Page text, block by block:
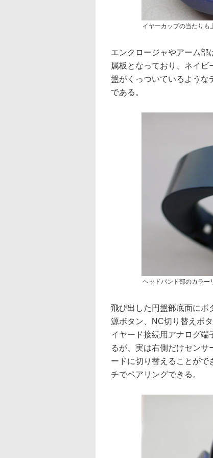
イヤーカップの当たりも
エンクロージャやアーム部
属板となっており、ネイビ
盤がくっついているような
である。
ヘッドバンド部のカラー
飛び出した円盤部底面にボ
源ボタン、NC切り替えボ
イヤード接続用アナログ端
るが、実は右側だけセン
ードに切り替えることがで
チでペアリングできる。